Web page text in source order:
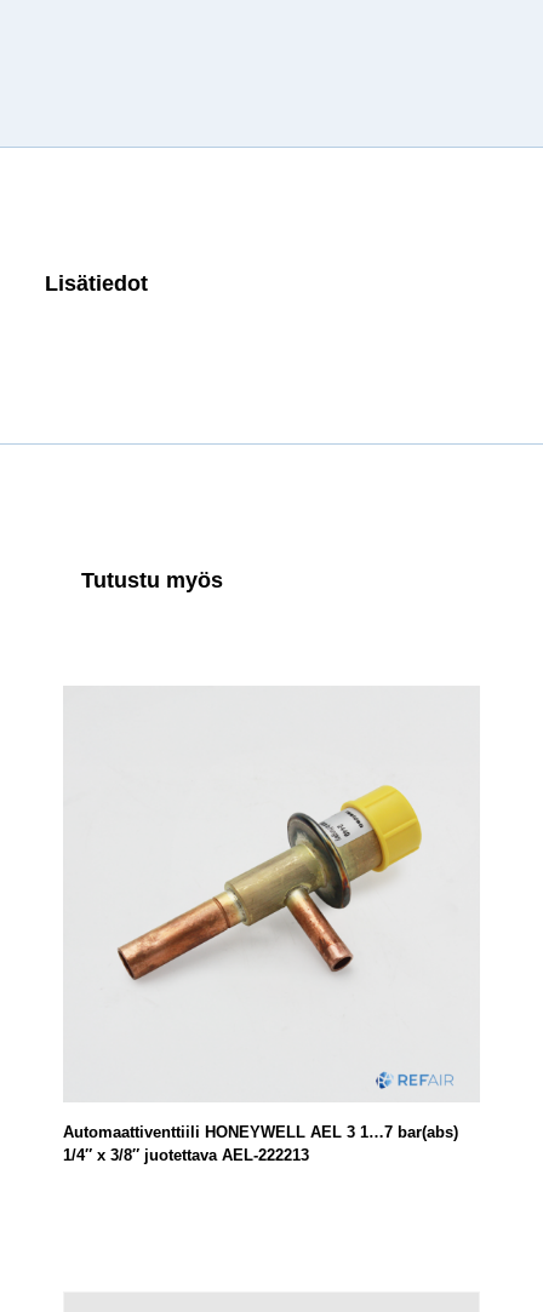
Lisätiedot
Tutustu myös
Automaattiventtiili HONEYWELL AEL 3 1…7 bar(abs)
1/4″ x 3/8″ juotettava AEL-222213